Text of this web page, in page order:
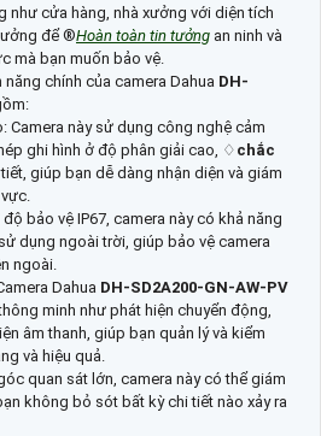
như cửa hàng, nhà xưởng với diện tích
để ®️Hoàn toàn tin tưởng an ninh và
mà bạn muốn bảo vệ.
chính của camera Dahua DH-
Camera này sử dụng công nghệ cảm
ghi hình ở độ phân giải cao, ♢ chắc
giúp bạn dễ dàng nhận diện và giám
bảo vệ IP67, camera này có khả năng
dụng ngoài trời, giúp bảo vệ camera
ngoài.
Dahua DH-SD2A200-GN-AW-PV
minh như phát hiện chuyển động,
âm thanh, giúp bạn quản lý và kiểm
và hiệu quả.
quan sát lớn, camera này có thể giám
không bỏ sót bất kỳ chi tiết nào xảy ra